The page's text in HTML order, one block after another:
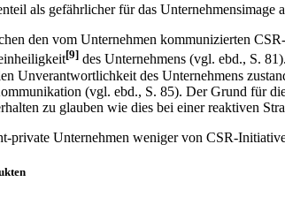
als gefährlicher für das Unternehmensimage
den vom Unternehmen kommunizierten
[9] des Unternehmens (vgl. ebd., S.
Unverantwortlichkeit des Unternehmens
(vgl. ebd., S. 85). Der Grund für
zu glauben wie dies bei einer reaktiven
private Unternehmen weniger von CSR-